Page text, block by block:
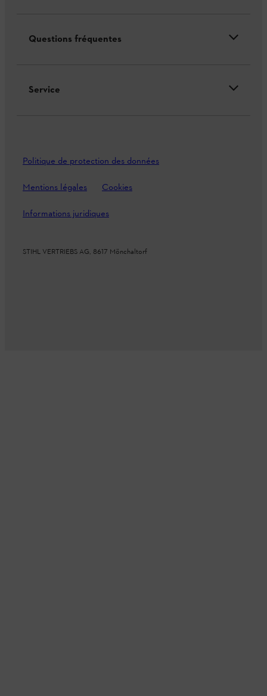
Questions fréquentes
Service
Politique de protection des données
Mentions légales Cookies
Informations juridiques
STIHL VERTRIEBS AG, 8617 Mönchaltorf